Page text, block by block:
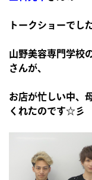
トークショーでし
山野美容専門学校
さんが、
お店が忙しい中、
くれたのです☆彡